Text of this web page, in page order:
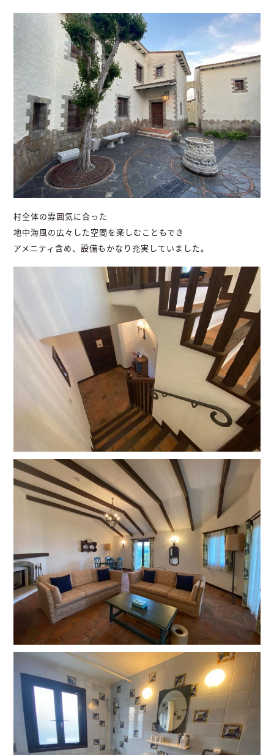
村全体の雰囲気に合った
地中海風の広々した空間を楽しむこともでき
アメニティ含め、設備もかなり充実していました。